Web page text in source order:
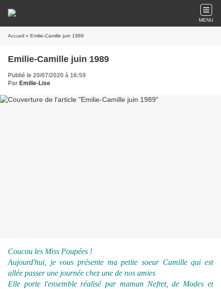
MENU
Accueil » Emilie-Camille juin 1989
Emilie-Camille juin 1989
Publié le 20/07/2020 à 16:59
Par Emilie-Lise
Coucou les Miss Poupées !
Aujourd'hui, je vous présente ma petite soeur Camille qui est
allée passer une journée chez une de nos amies
Elle porte l'ensemble réalisé par maman Nefret, de Modes et